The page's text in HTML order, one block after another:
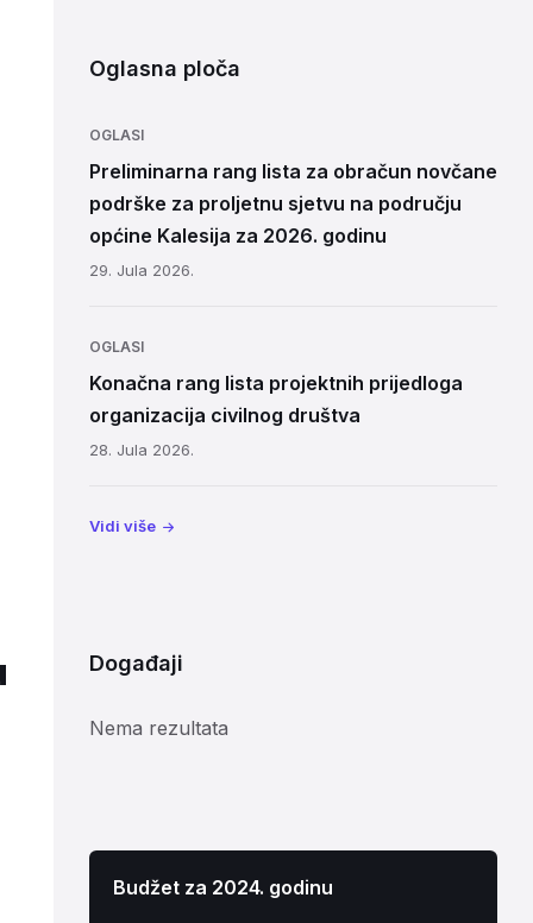
Oglasna ploča
OGLASI
Preliminarna rang lista za obračun novčane
podrške za proljetnu sjetvu na području
općine Kalesija za 2026. godinu
29. Jula 2026.
OGLASI
Konačna rang lista projektnih prijedloga
organizacija civilnog društva
28. Jula 2026.
Vidi više
Događaji
Nema rezultata
Budžet za 2024. godinu